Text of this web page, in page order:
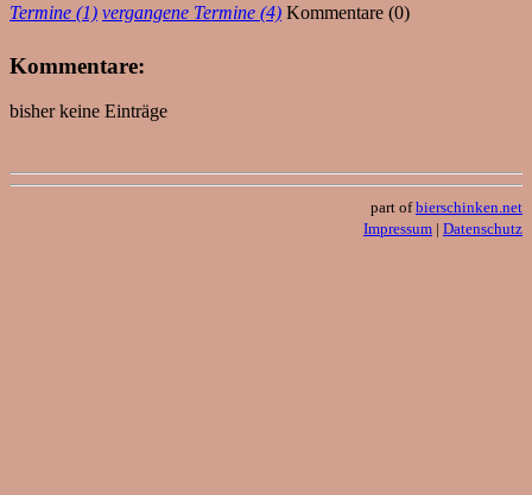
Termine (1) vergangene Termine (4) Kommentare (0)
Kommentare:
bisher keine Einträge
part ofbierschinken.net
Impressum | Datenschutz